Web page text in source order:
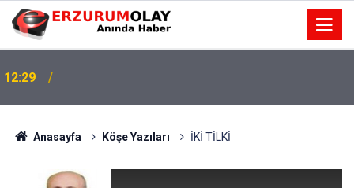
12:29
Anasayfa Köşe Yazıları İKİ TİLKİ